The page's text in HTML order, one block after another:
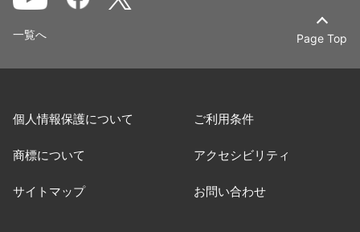
Page Top
一覧へ
個人情報保護について ご利用条件
商標について アクセシビリティ
サイトマップ お問い合わせ